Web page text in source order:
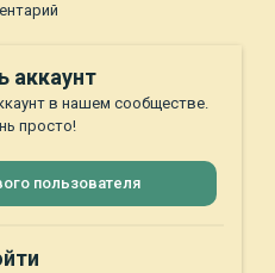
аккаунт
в нашем сообществе.
просто!
пользователя